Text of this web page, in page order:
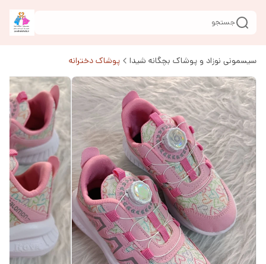
جستجو
سیسمونی نوزاد و پوشاک بچگانه شیدا پوشاک دخترانه